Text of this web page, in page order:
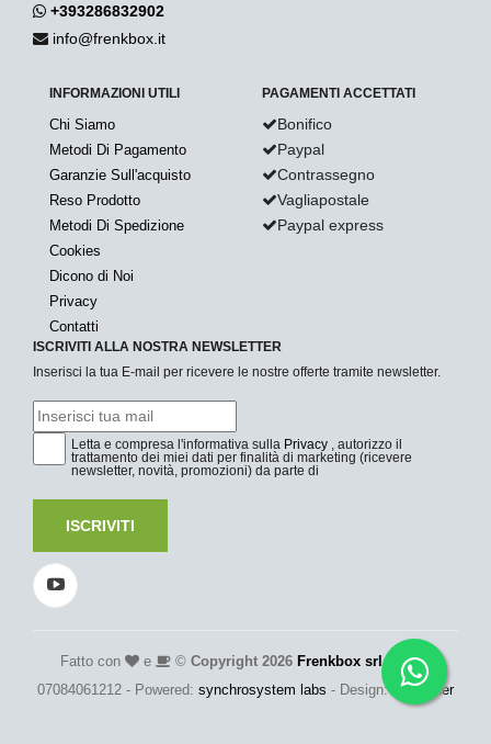
+393286832902
info@frenkbox.it
INFORMAZIONI UTILI
Chi Siamo
Metodi Di Pagamento
Garanzie Sull'acquisto
Reso Prodotto
Metodi Di Spedizione
Cookies
Dicono di Noi
Privacy
Contatti
PAGAMENTI ACCETTATI
Bonifico
Paypal
Contrassegno
Vagliapostale
Paypal express
ISCRIVITI ALLA NOSTRA NEWSLETTER
Inserisci la tua E-mail per ricevere le nostre offerte tramite newsletter.
Letta e compresa l'informativa sulla Privacy , autorizzo il
trattamento dei miei dati per finalità di marketing (ricevere
newsletter, novità, promozioni) da parte di
ISCRIVITI
Fatto con e © Copyright 2026 Frenkbox srl- P.Iva:
07084061212 - Powered: synchrosystem labs - Design: adesigner